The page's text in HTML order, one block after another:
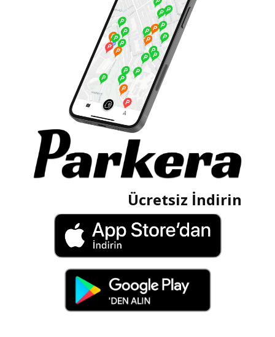
Ücretsiz İndirin